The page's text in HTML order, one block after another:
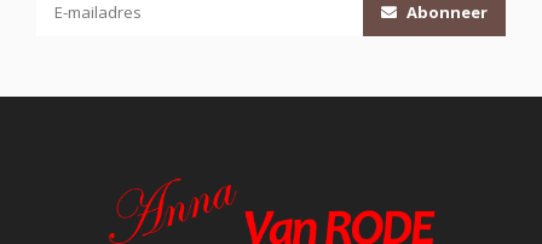
Abonneer